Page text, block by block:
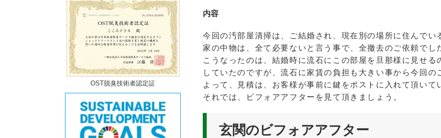
内容
今回の汚部屋清掃は、ご結婚され、現在別の場所に住んでい
家の中物は、全て必要ないと言う事で、全撤去のご依頼でし
こうなったのは、結婚時に流石にこの部屋を旦那様に見せ
していたのですが、流石に家賃の負担も大きい事から今回の
よって、見積は、お客様が事前に鍵をポストに入れて頂い
それでは、ビフォアアフターを見て頂きましょう。
玄関のビフォアアフター
OST脱臭技術者認定証